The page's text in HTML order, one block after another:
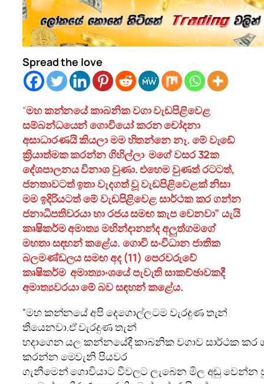
Spread the love
“මහ කන්නයේ කාබනික වගා වැඩපිළිවෙළ
සම්බන්ධයෙන් ගොවියෝ කරන චෝදනා
අසාධාරණයි කියලා මම හිතන්නෙ නෑ. මේ වැඩේ
ක්‍රියාත්මක කරන්න ගිහිල්ලා මගේ වසර 32ක
දේශපාලනය විනාශ වුණා. එහෙම වුණත් රටටත්,
ජනතාවටත් ඉතා වැදගත් වූ වැඩපිළිවෙළක් නිසා
මම ඉදිරියටත් මේ වැඩපිළිවෙළ සාර්ථක කර ගන්න
ජනාධිපතිවරයා හා රජය සමඟ කැප වෙනවා” යැයි
කෘෂිකර්ම අමාත්‍ය මහින්දානන්ද අලුත්ගමගේ
මහතා සඳහන් කළේය. ගොවි සංවිධාන ජාතික
බලමණ්ඩලය සමඟ අද (11) පෙරවරුවේ
කෘෂිකර්ම අමාත්‍යාංශයේ පැවැති සාකච්ඡාවකදී
අමාත්‍යවරයා මේ බව සඳහන් කළේය.
“මහ කන්නයේ අපි දෙගොල්ලටම වැරදුණ තැන්
තියෙනවා.ඒ වැරදුණ තැන්
හදාගෙන ⁣යල කන්නයේදී කාබනික වගාව සාර්ථක
කරන්න මෙවැනි පියවර
ගැනී⁣මෙන්⁣ ගොවියාට වීවලට ලැබෙන මිල අඩු